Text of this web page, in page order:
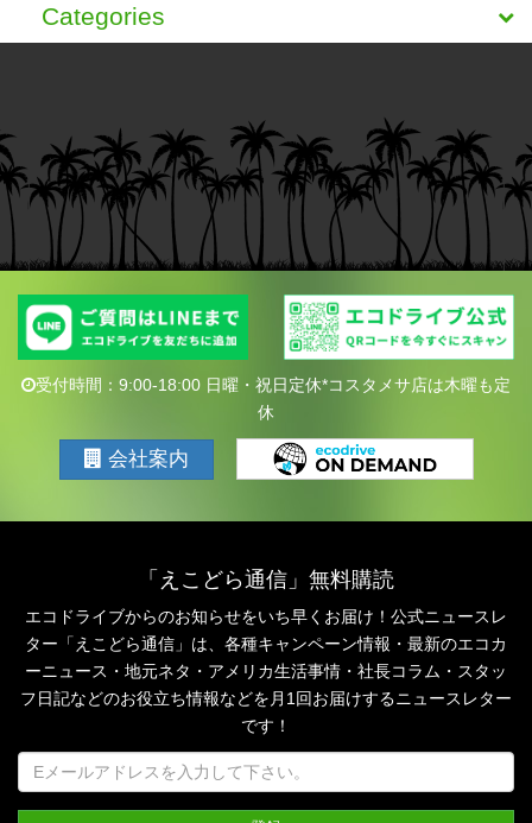
Categories
受付時間：9:00-18:00 日曜・祝日定休*コスタメサ店は木曜も定
休
会社案内
「えこどら通信」無料購読
エコドライブからのお知らせをいち早くお届け！公式ニュースレ
ター「えこどら通信」は、 各種キャンペーン情報・最新のエコカ
ーニュース・地元ネタ・アメリカ生活事情・社長コラム・ スタッ
フ日記などのお役立ち情報などを月1回お届けするニュースレター
です！